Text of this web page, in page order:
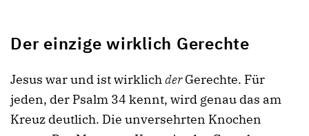
Der einzige wirklich Gerechte
Jesus war und ist wirklichderGerechte. Für
jeden, der Psalm 34 kennt, wird genau das am
Kreuz deutlich. Die unversehrten Knochen